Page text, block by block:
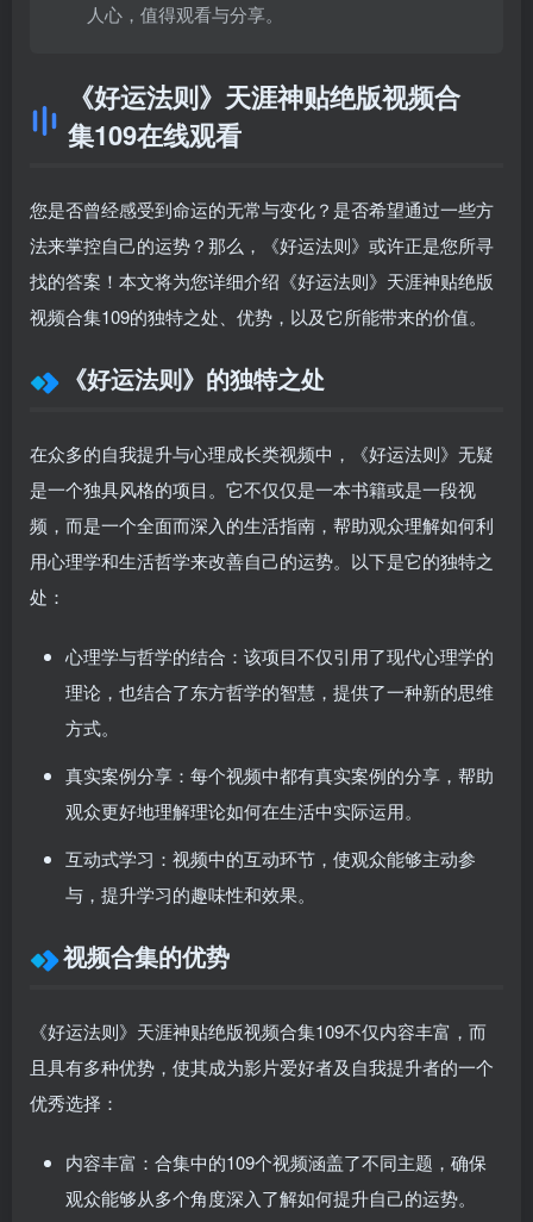
人心，值得观看与分享。
《好运法则》天涯神贴绝版视频合
集109在线观看
您是否曾经感受到命运的无常与变化？是否希望通过一些方
法来掌控自己的运势？那么，《好运法则》或许正是您所寻
找的答案！本文将为您详细介绍《好运法则》天涯神贴绝版
视频合集109的独特之处、优势，以及它所能带来的价值。
《好运法则》的独特之处
在众多的自我提升与心理成长类视频中，《好运法则》无疑
是一个独具风格的项目。它不仅仅是一本书籍或是一段视
频，而是一个全面而深入的生活指南，帮助观众理解如何利
用心理学和生活哲学来改善自己的运势。以下是它的独特之
处：
心理学与哲学的结合 ：该项目不仅引用了现代心理学的
理论，也结合了东方哲学的智慧，提供了一种新的思维
方式。
真实案例分享 ：每个视频中都有真实案例的分享，帮助
观众更好地理解理论如何在生活中实际运用。
互动式学习 ：视频中的互动环节，使观众能够主动参
与，提升学习的趣味性和效果。
视频合集的优势
《好运法则》天涯神贴绝版视频合集109不仅内容丰富，而
且具有多种优势，使其成为影片爱好者及自我提升者的一个
优秀选择：
内容丰富 ：合集中的109个视频涵盖了不同主题，确保
观众能够从多个角度深入了解如何提升自己的运势。